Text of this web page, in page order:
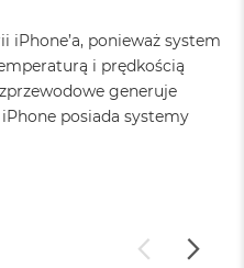
iPhone’a, ponieważ system
i prędkością
generuje
posiada systemy